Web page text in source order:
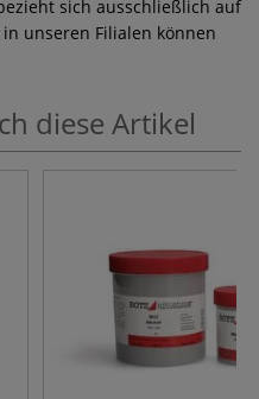
sich ausschließlich auf
unseren Filialen können
diese Artikel